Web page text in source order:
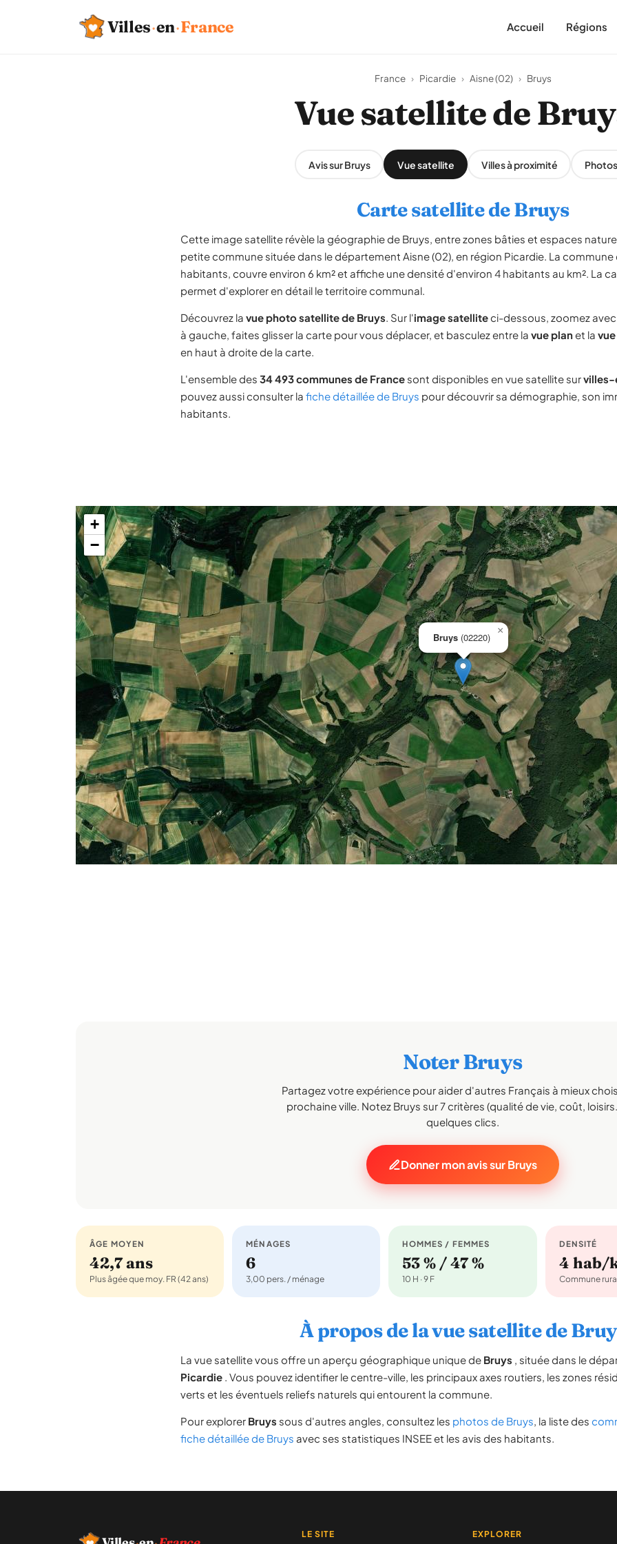
Villes·en·France Accueil Régions
France › Picardie › Aisne (02) › Bruys
Vue satellite de
Avis sur Bruys Vue satellite Villes à proximité Photos
Carte satellite de Bruys
Cette image satellite révèle la géographie de Bruys, entre zones bâties et espaces
petite commune située dans le département Aisne (02), en région Picardie. La commune
habitants, couvre environ 6 km² et affiche une densité d'environ 4 habitants au km². La
permet d'explorer en détail le territoire communal.
Découvrez la vue photo satellite de Bruys. Sur l'image satelliteci-dessous, zoomez
à gauche, faites glisser la carte pour vous déplacer, et basculez entre la vue planet la
en haut à droite de la carte.
L'ensemble des 34 493 communes de France sont disponibles en vue satellite sur
pouvez aussi consulter la fiche détaillée de Bruys pour découvrir sa démographie, son
habitants.
Bruys (02220)
×
+
−
Noter Bruys
Partagez votre expérience pour aider d'autres Français à mieux
prochaine ville. Notez Bruys sur 7 critères (qualité de vie, coût,
quelques clics.
Donner mon avis sur Bruys
ÂGE MOYEN
42,7 ans
Plus âgée que moy. FR (42 ans)
MÉNAGES
6
3,00 pers. / ménage
HOMMES / FEMMES
53 % / 47 %
10 H · 9 F
DENSITÉ
4 hab/
Commune
À propos de la vue satellite de
La vue satellite vous offre un aperçu géographique unique de Bruys , située dans le
Picardie . Vous pouvez identifier le centre-ville, les principaux axes routiers, les zones
verts et les éventuels reliefs naturels qui entourent la commune.
Pour explorer Bruys sous d'autres angles, consultez les photos de Bruys, la liste des
fiche détaillée de Bruys avec ses statistiques INSEE et les avis des habitants.
LE SITE EXPLORER